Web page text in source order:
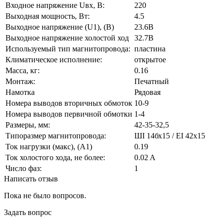
Входное напряжение Uвх, В:
220
Выходная мощность, Вт:
4.5
Выходное напряжение (U1), (В)
23.6В
Выходное напряжение холостой ход
32.7В
Используемый тип магнитопровода: пластина
Климатическое исполнение:
открытое
Масса, кг:
0.16
Монтаж:
Печатный
Намотка
Рядовая
Номера выводов вторичных обмоток 10-9
Номера выводов первичной обмотки 1-4
Размеры, мм:
42-35-32,5
Типоразмер магнитопровода:
ШI 14бх15 / EI 42х15
Ток нагрузки (макс), (А1)
0.19
Ток холостого хода, не более:
0.02 A
Число фаз:
1
Написать отзыв
Пока не было вопросов.
Задать вопрос